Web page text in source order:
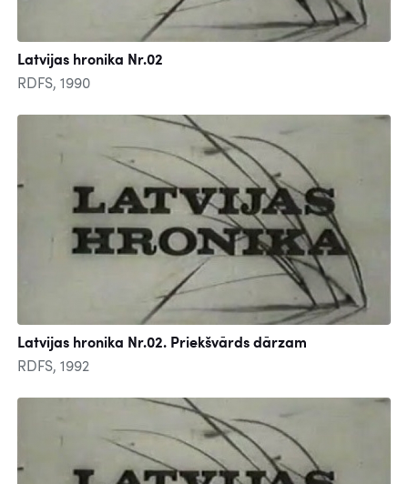
Latvijas hronika Nr.02
RDFS, 1990
Latvijas hronika Nr.02. Priekšvārds dārzam
RDFS, 1992